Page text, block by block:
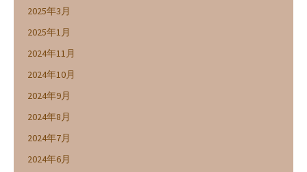
2025年3月
2025年1月
2024年11月
2024年10月
2024年9月
2024年8月
2024年7月
2024年6月